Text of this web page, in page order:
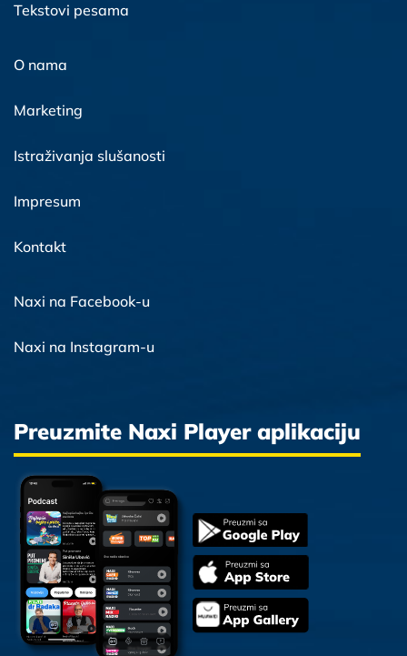
Tekstovi pesama
O nama
Marketing
Istraživanja slušanosti
Impresum
Kontakt
Naxi na Facebook-u
Naxi na Instagram-u
Preuzmite Naxi Player aplikaciju